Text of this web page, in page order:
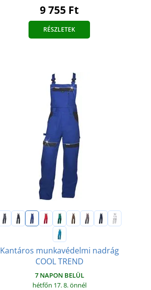
9 755 Ft
RÉSZLETEK
Kantáros munkavédelmi nadrág
COOL TREND
7 NAPON BELÜL
hétfőn 17. 8.önnél